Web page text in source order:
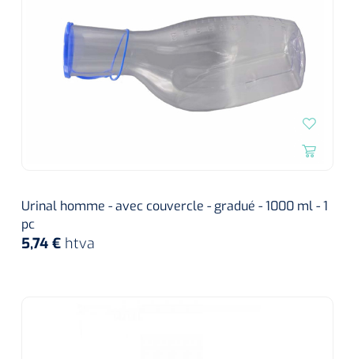
Urinal homme - avec couvercle - gradué - 1000 ml - 1
pc
5,74 € htva